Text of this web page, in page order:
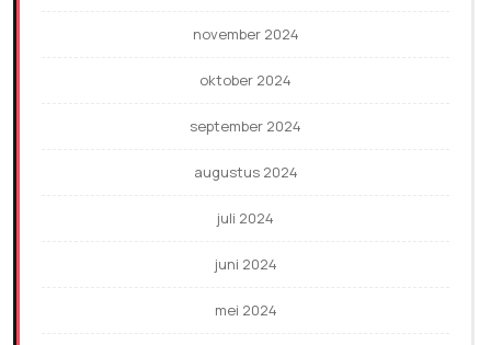
november 2024
oktober 2024
september 2024
augustus 2024
juli 2024
juni 2024
mei 2024